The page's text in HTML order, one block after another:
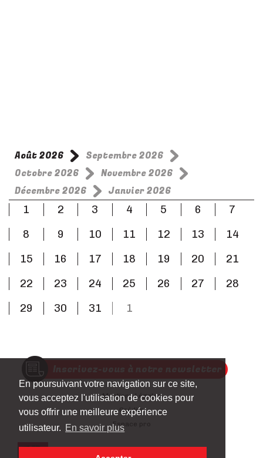
En poursuivant votre navigation sur ce site,
vous acceptez l'utilisation de cookies pour
vous offrir une meilleure expérience
utilisateur. En savoir plus
Août 2026
Septembre 2026
Octobre 2026
Novembre 2026
Décembre 2026
Janvier 2026
1
2 3 4 5 6
7
8
9 10 11 12 13
14
15
16 17 18 19 20
21
22
23 24 25 26 27
28
29
30 31 1
Mentions Légales
Crédits
Espace pro